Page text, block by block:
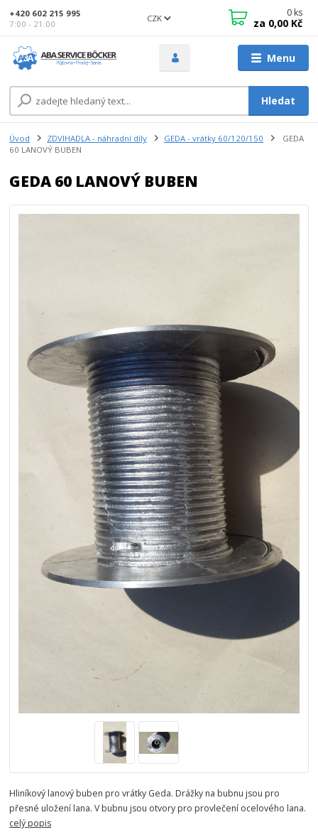
Menu
CZK
Hledat
+420 602 215 995
7:00 - 21:00
0 ks
za 0,00 Kč
Úvod ZDVIHADLA - náhradní díly GEDA - vrátky 60/120/150
GEDA
60 LANOVÝ BUBEN
GEDA 60 LANOVÝ BUBEN
Hliníkový lanový buben pro vrátky Geda. Drážky na bubnu jsou pro
přesné uložení lana. V bubnu jsou otvory pro provlečení ocelového lana.
celý popis